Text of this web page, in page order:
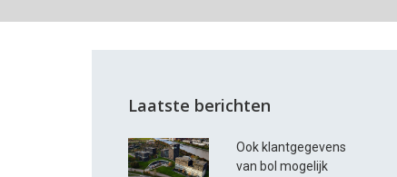
Laatste berichten
Ook klantgegevens
van bol mogelijk